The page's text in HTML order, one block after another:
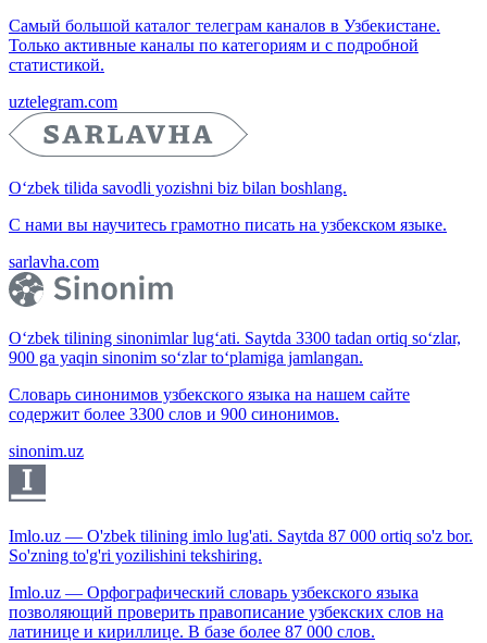
Самый большой каталог телеграм каналов в Узбекистане.
Только активные каналы по категориям и с подробной
статистикой.
uztelegram.com
O‘zbek tilida savodli yozishni biz bilan boshlang.
С нами вы научитесь грамотно писать на узбекском языке.
sarlavha.com
O‘zbek tilining sinonimlar lug‘ati. Saytda 3300 tadan ortiq so‘zlar,
900 ga yaqin sinonim so‘zlar to‘plamiga jamlangan.
Словарь синонимов узбекского языка на нашем сайте
содержит более 3300 слов и 900 синонимов.
sinonim.uz
Imlo.uz — O'zbek tilining imlo lug'ati. Saytda 87 000 ortiq so'z bor.
So'zning to'g'ri yozilishini tekshiring.
Imlo.uz — Орфографический словарь узбекского языка
позволяющий проверить правописание узбекских слов на
латинице и кириллице. В базе более 87 000 слов.